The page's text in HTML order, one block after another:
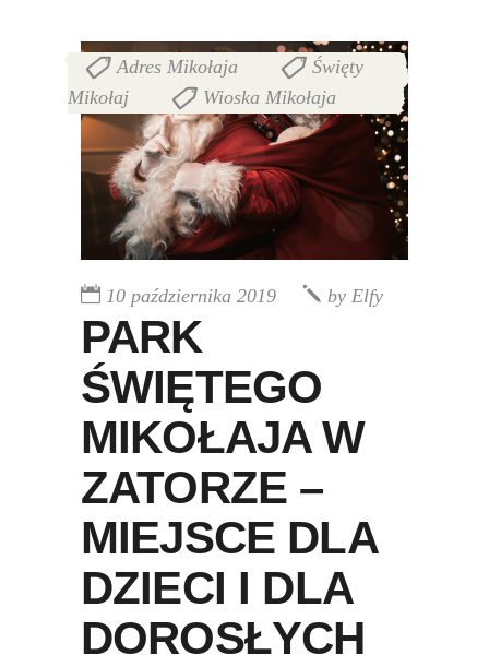
Adres Mikołaja
Święty
Mikołaj
Wioska Mikołaja
10 października 2019 by Elfy
PARK
ŚWIĘTEGO
MIKOŁAJA W
ZATORZE –
MIEJSCE DLA
DZIECI I DLA
DOROSŁYCH